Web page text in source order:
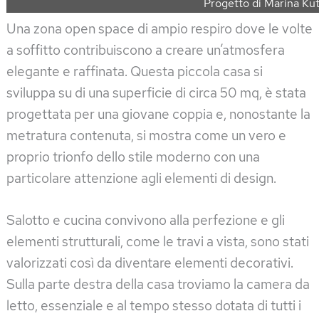
Una zona open space di ampio respiro dove le volte
a soffitto contribuiscono a creare un’atmosfera
elegante e raffinata. Questa piccola casa si
sviluppa su di una superficie di circa 50 mq, è stata
progettata per una giovane coppia e, nonostante la
metratura contenuta, si mostra come un vero e
proprio trionfo dello stile moderno con una
particolare attenzione agli elementi di design.
Salotto e cucina convivono alla perfezione e gli
elementi strutturali, come le travi a vista, sono stati
valorizzati così da diventare elementi decorativi.
Sulla parte destra della casa troviamo la camera da
letto, essenziale e al tempo stesso dotata di tutti i